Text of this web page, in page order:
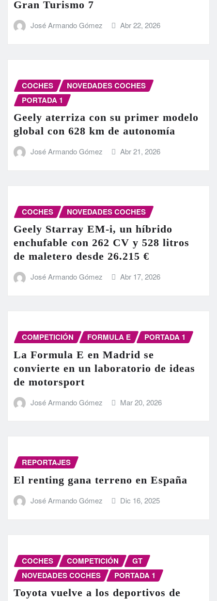
Gran Turismo 7
José Armando Gómez Abr 22, 2026
COCHES
NOVEDADES COCHES
PORTADA 1
Geely aterriza con su primer modelo
global con 628 km de autonomía
José Armando Gómez Abr 21, 2026
COCHES NOVEDADES COCHES
Geely Starray EM-i, un híbrido
enchufable con 262 CV y 528 litros
de maletero desde 26.215 €
José Armando Gómez Abr 17, 2026
COMPETICIÓN FORMULA E PORTADA 1
La Formula E en Madrid se
convierte en un laboratorio de ideas
de motorsport
José Armando Gómez Mar 20, 2026
REPORTAJES
El renting gana terreno en España
José Armando Gómez Dic 16, 2025
COCHES COMPETICIÓN
GT
NOVEDADES COCHES
PORTADA 1
Toyota vuelve a los deportivos de